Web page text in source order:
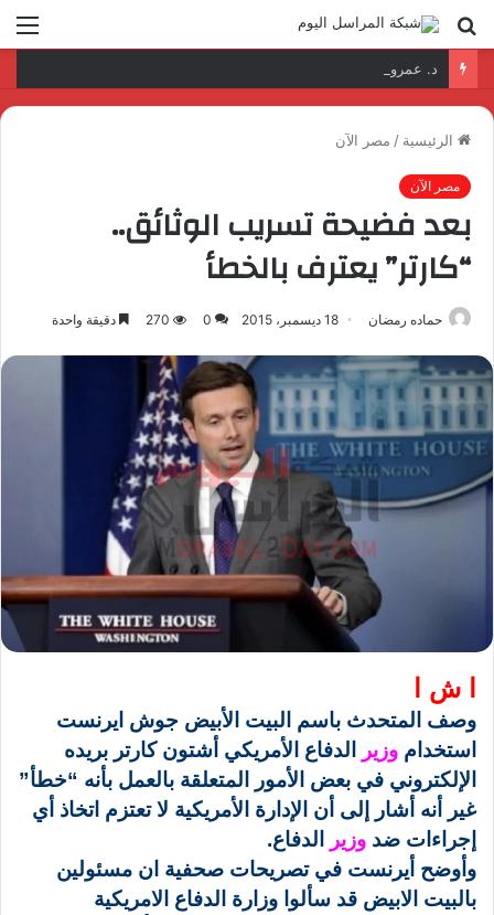
بحث
عن
الرئيسية / مصر الآن
مصر الآن
بعد فضيحة تسريب الوثائق..
“كارتر” يعترف بالخطأ
حماده رمضان 18 ديسمبر، 2015 0
270 دقيقة واحدة
ا ش ا
وصف المتحدث باسم البيت الأبيض جوش ايرنست
استخدام وزير
الدفاع الأمريكي أشتون كارتر بريده
الإلكتروني في بعض الأمور المتعلقة بالعمل بأنه “خطأ”
غير أنه أشار إلى أن الإدارة الأمريكية لا تعتزم اتخاذ أي
إجراءات ضد وزير
الدفاع.
وأوضح أيرنست في تصريحات صحفية ان مسئولين
بالبيت الابيض قد سألوا وزارة الدفاع الامريكية